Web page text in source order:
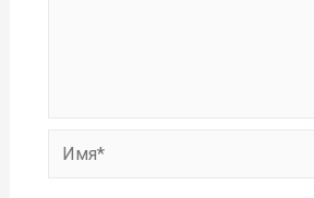
Имя*